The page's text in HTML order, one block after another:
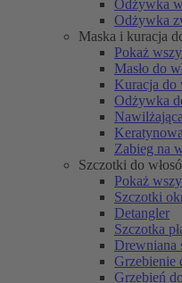
Odżywka
Odżywka
Maska i kuracja
Pokaż
Masło do
Kuracja do
Odżywka
Zabieg na
Szczotki do
Pokaż
Szczotki
Detangler
Szczotka
Drewniana
Grzebienie
Grzebień